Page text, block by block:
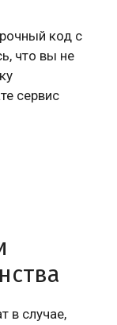
код с
что вы не
сервис
в случае,